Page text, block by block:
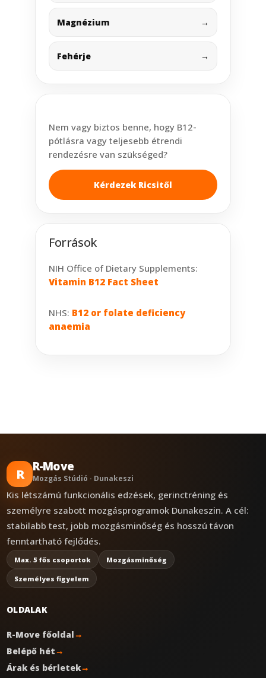
Magnézium →
Fehérje →
Nem vagy biztos benne, hogy B12-
pótlásra vagy teljesebb étrendi
rendezésre van szükséged?
Kérdezek Ricsitől
Források
NIH Office of Dietary Supplements:
Vitamin B12 Fact Sheet
NHS: B12 or folate deficiency
anaemia
R R-Move
Mozgás Stúdió · Dunakeszi
Kis létszámú funkcionális edzések, gerinctréning és
személyre szabott mozgásprogramok Dunakeszin. A cél:
stabilabb test, jobb mozgásminőség és hosszú távon
fenntartható fejlődés.
Max. 5 fős csoportok Mozgásminőség
Személyes figyelem
OLDALAK
R-Move főoldal→
Belépő hét→
Árak és bérletek→